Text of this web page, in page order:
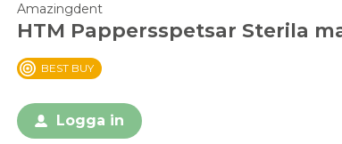
Amazingdent
HTM Pappersspetsar Sterila
BEST BUY
Logga in